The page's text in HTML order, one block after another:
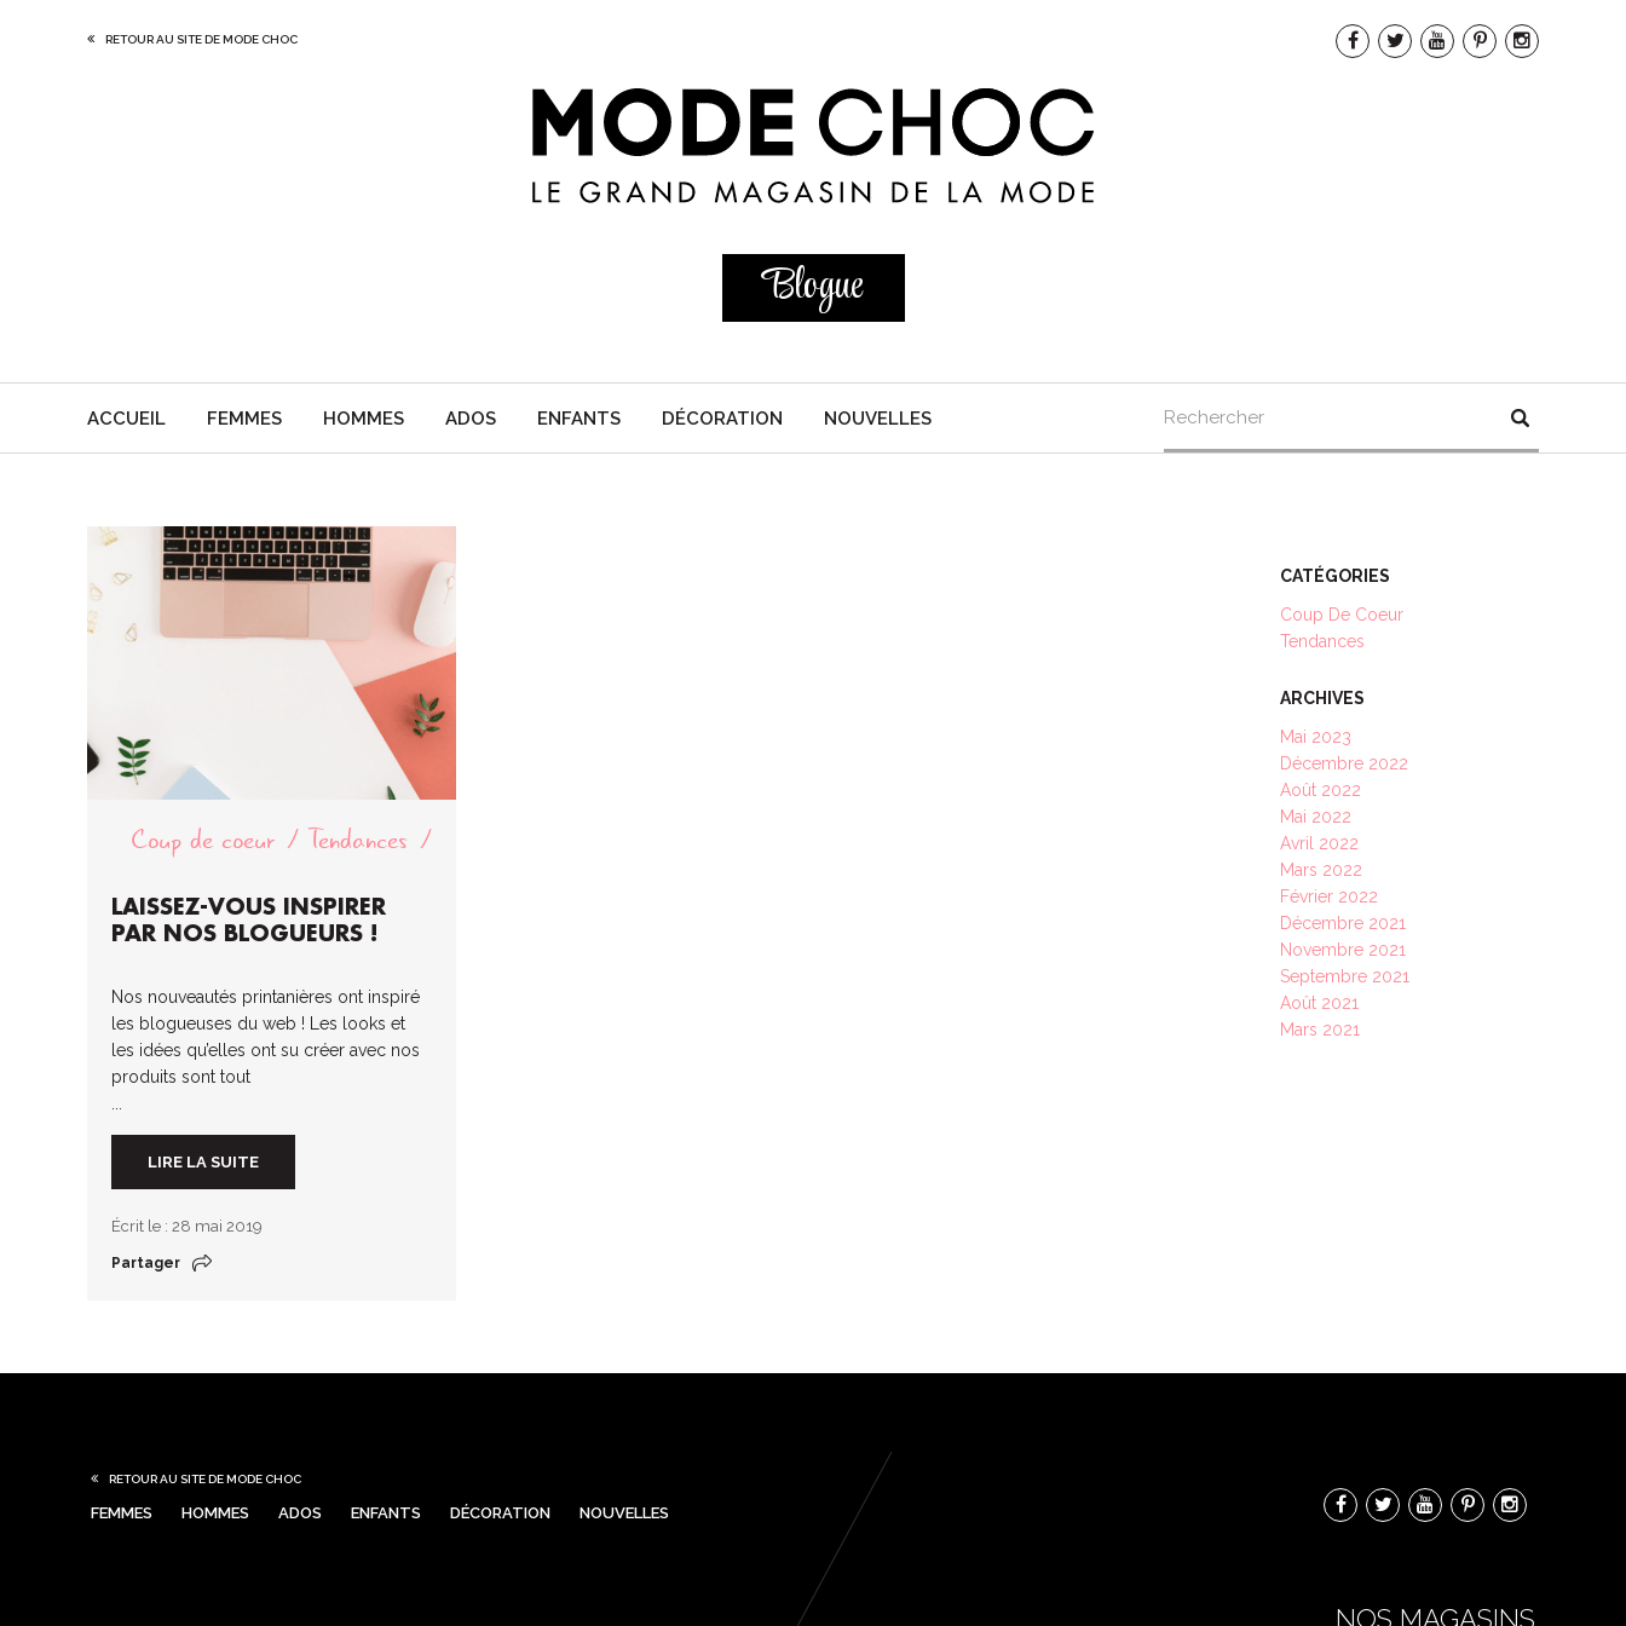
RETOUR AU SITE DE MODE CHOC
Blogue
ACCUEIL FEMMES HOMMES ADOS ENFANTS DÉCORATION NOUVELLES Rechercher
Coup de coeur Tendances
LAISSEZ-VOUS INSPIRER
PAR NOS BLOGUEURS !
Nos nouveautés printanières ont inspiré
les blogueuses du web ! Les looks et
les idées qu’elles ont su créer avec nos
produits sont tout
LIRE LA SUITE
Écrit le : 28 mai 2019
Partager
CATÉGORIES
Coup De Coeur
Tendances
ARCHIVES
Mai 2023
Décembre 2022
Août 2022
Mai 2022
Avril 2022
Mars 2022
Février 2022
Décembre 2021
Novembre 2021
Septembre 2021
Août 2021
Mars 2021
RETOUR AU SITE DE MODE CHOC
FEMMES HOMMES ADOS ENFANTS DÉCORATION NOUVELLES
NOS MAGASINS